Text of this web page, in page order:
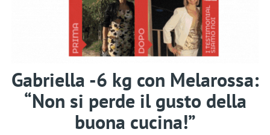
Gabriella -6 kg con Melarossa:
“Non si perde il gusto della
buona cucina!”